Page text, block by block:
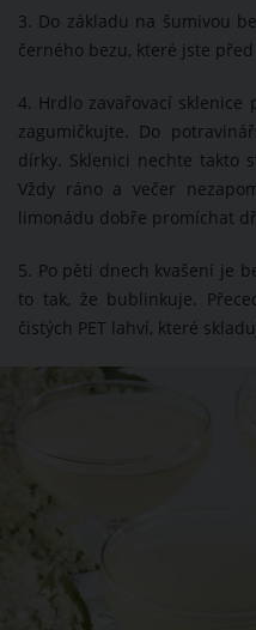
3. Do základu na šumivou
černého bezu, které jste
4. Hrdlo zavařovací
zagumičkujte. Do
dírky. Sklenici nechte takto
Vždy ráno a večer
limonádu dobře promíchat
5. Po pěti dnech kvašení je
to tak, že bublinkuje.
čistých PET lahví, které